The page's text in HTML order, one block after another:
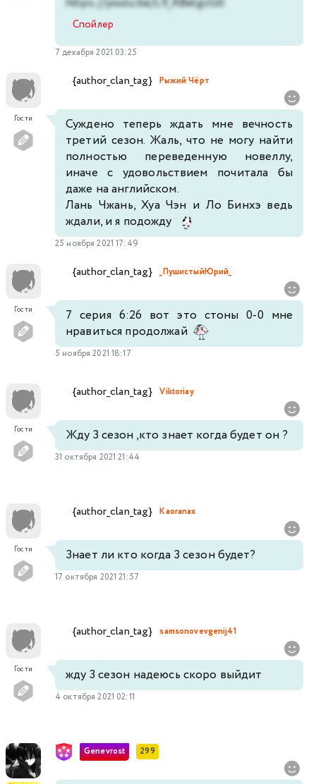
Спойлер
7 декабря 2021 03:25
Гости
{author_clan_tag} Рыжий Чёрт
Суждено теперь ждать мне вечность
третий сезон. Жаль, что не могу найти
полностью переведенную новеллу,
иначе с удовольствием почитала бы
даже на английском.
Лань Чжань, Хуа Чэн и Ло Бинхэ ведь
ждали, и я подожду
25 ноября 2021 17:49
Гости
{author_clan_tag} _ПушистыйЮрий_
7 серия 6:26 вот это стоны 0-0 мне
нравиться продолжай
5 ноября 2021 18:17
Гости
{author_clan_tag} Viktoriay
Жду 3 сезон ,кто знает когда будет он ?
31 октября 2021 21:44
Гости
{author_clan_tag} Kaoranax
Знает ли кто когда 3 сезон будет?
17 октября 2021 21:57
Гости
{author_clan_tag} samsonovevgenij41
жду 3 сезон надеюсь скоро выйдит
4 октября 2021 02:11
Genevrost 299